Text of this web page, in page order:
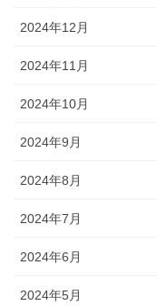
2024年12月
2024年11月
2024年10月
2024年9月
2024年8月
2024年7月
2024年6月
2024年5月